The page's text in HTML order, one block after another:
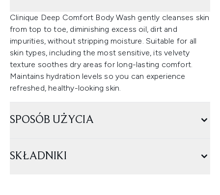
Clinique Deep Comfort Body Wash gently cleanses skin
from top to toe, diminishing excess oil, dirt and
impurities, without stripping moisture. Suitable for all
skin types, including the most sensitive, its velvety
texture soothes dry areas for long-lasting comfort.
Maintains hydration levels so you can experience
refreshed, healthy-looking skin.
SPOSÓB UŻYCIA
SKŁADNIKI